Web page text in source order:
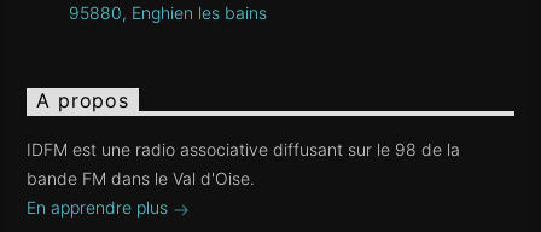
95880, Enghien les bains
A propos
IDFM est une radio associative diffusant sur le 98 de la
bande FM dans le Val d'Oise.
En apprendre plus